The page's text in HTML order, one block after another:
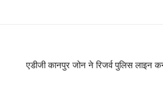
एडीजी कानपुर जोन ने रिजर्व पुलिस लाइन